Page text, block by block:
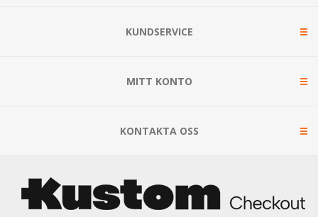
KUNDSERVICE
MITT KONTO
KONTAKTA OSS